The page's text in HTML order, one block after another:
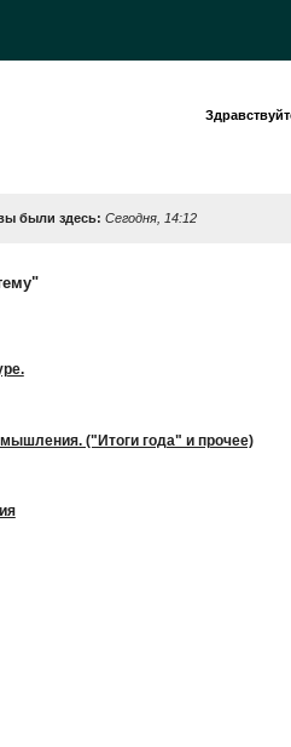
были здесь: Сегодня, 14:12
("Итоги года" и прочее)